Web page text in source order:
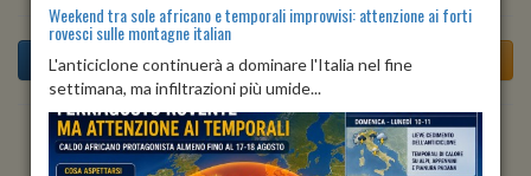
Previsioni del Tempo a Albonese di oggi
Weekend tra sole africano e temporali improvvisi: attenzione ai forti
rovesci sulle montagne italian
L'anticiclone continuerà a dominare l'Italia nel fine
settimana, ma infiltrazioni più umide...